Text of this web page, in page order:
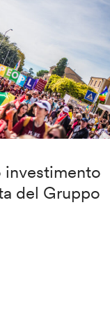
investimento
del Gruppo